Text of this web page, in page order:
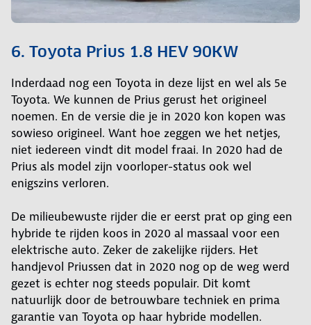
6. Toyota Prius 1.8 HEV 90KW
Inderdaad nog een Toyota in deze lijst en wel als 5e
Toyota. We kunnen de Prius gerust het origineel
noemen. En de versie die je in 2020 kon kopen was
sowieso origineel. Want hoe zeggen we het netjes,
niet iedereen vindt dit model fraai. In 2020 had de
Prius als model zijn voorloper-status ook wel
enigszins verloren.
De milieubewuste rijder die er eerst prat op ging een
hybride te rijden koos in 2020 al massaal voor een
elektrische auto. Zeker de zakelijke rijders. Het
handjevol Priussen dat in 2020 nog op de weg werd
gezet is echter nog steeds populair. Dit komt
natuurlijk door de betrouwbare techniek en prima
garantie van Toyota op haar hybride modellen.